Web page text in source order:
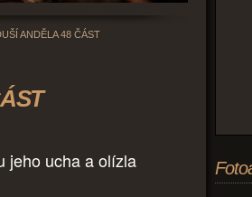
ANDĚLA 48 ČÁST
jeho ucha a olízla